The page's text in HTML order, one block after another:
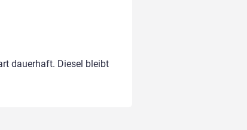
dauerhaft. Diesel bleibt